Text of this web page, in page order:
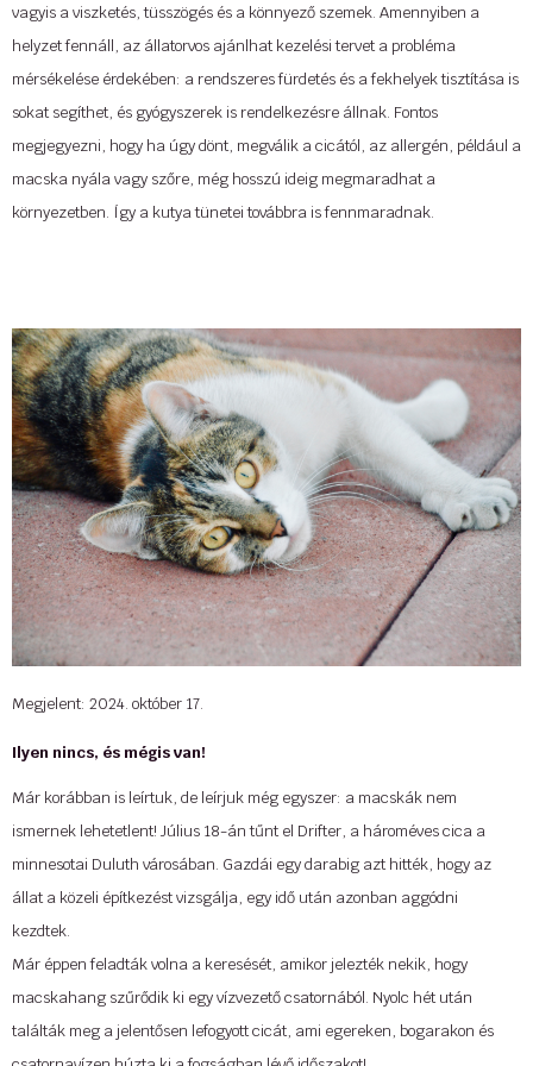
William S. Burroughs
„A macskák minden alkalommal túljárnak a kutyák eszén.”
John Grogan
„A macskák választanak minket; nem birtokoljuk őket.”
Kristin Cast
felszerelt hűtője van, hiányzik egy macskáról.”
Heather Hacking
„A macskák úgy vonzódnak a konyhákhoz, mint a sziklák a
gravitációhoz.”
Terry Pratchett
...
vagyis a viszketés, tüsszögés és a könnyező szemek. Amennyiben a
helyzet fennáll, az állatorvos ajánlhat kezelési tervet a probléma
mérsékelése érdekében: a rendszeres fürdetés és a fekhelyek tisztítása is
sokat segíthet, és gyógyszerek is rendelkezésre állnak. Fontos
megjegyezni, hogy ha úgy dönt, megválik a cicától, az allergén, például a
macska nyála vagy szőre, még hosszú ideig megmaradhat a
környezetben. Így a kutya tünetei továbbra is fennmaradnak.
Létesítményeinkben kiadós mozgást, elkerített területen, szabadban
történő játékot, szocializálást és szakszerű, hozzáértő gondozást
biztosítunk, teljes ellátással. Kérésre gazdi által megadott tápot és – adott
esetben – táplálék-kiegészítőket adunk, figyelembe vesszük a cica
igényeit, szokásait.
Minden adatot az ügyféllel történő találkozás alkalmával feljegyezzük, és
annak megfelelően gondozzuk kiskedvencét. A panziók 0-24 órában
felügyeltek és szükség esetén állatorvost is biztosítanak. Győződjön meg
saját szemével, hogy milyen jó hely a Cat-O-Lodge a naponta frissülő
Facebook
Instagram-oldalunkon keresztül! A szolgáltatásainkról
Forrás:Egészségkalauz
Megjelent: 2024. október 17.
Ilyen nincs, és mégis van!
Már korábban is leírtuk, de leírjuk még egyszer: a macskák nem
ismernek lehetetlent! Július 18-án tűnt el Drifter, a hároméves cica a
minnesotai Duluth városában. Gazdái egy darabig azt hitték, hogy az
állat a közeli építkezést vizsgálja, egy idő után azonban aggódni
kezdtek.
Már éppen feladták volna a keresését, amikor jelezték nekik, hogy
macskahang szűrődik ki egy vízvezető csatornából. Nyolc hét után
találták meg a jelentősen lefogyott cicát, ami egereken, bogarakon és